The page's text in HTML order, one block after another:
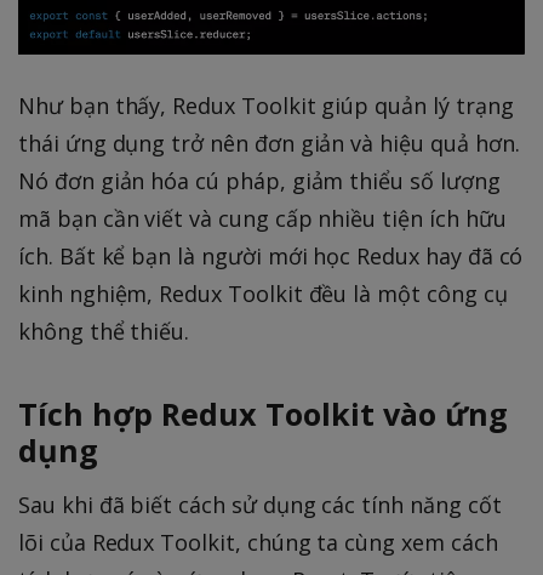
Như bạn thấy, Redux Toolkit giúp quản lý trạng
thái ứng dụng trở nên đơn giản và hiệu quả hơn.
Nó đơn giản hóa cú pháp, giảm thiểu số lượng
mã bạn cần viết và cung cấp nhiều tiện ích hữu
ích. Bất kể bạn là người mới học Redux hay đã có
kinh nghiệm, Redux Toolkit đều là một công cụ
không thể thiếu.
Tích hợp Redux Toolkit vào ứng
dụng
Sau khi đã biết cách sử dụng các tính năng cốt
lõi của Redux Toolkit, chúng ta cùng xem cách